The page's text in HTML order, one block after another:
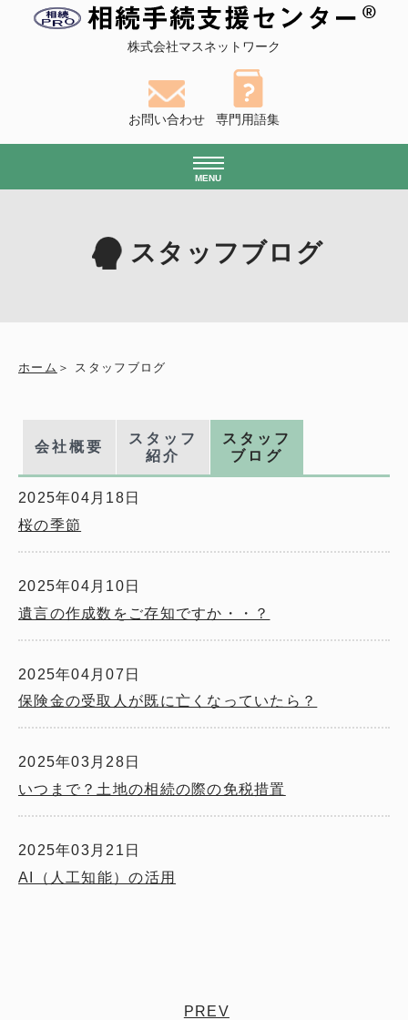
株式会社マスネットワーク
お問い合わせ 専門用語集
MENU
スタッフブログ
ホーム スタッフブログ
会社概要
スタッフ
紹介
スタッフ
ブログ
2025年04月18日
桜の季節
2025年04月10日
遺言の作成数をご存知ですか・・？
2025年04月07日
保険金の受取人が既に亡くなっていたら？
2025年03月28日
いつまで？土地の相続の際の免税措置
2025年03月21日
AI（人工知能）の活用
PREV